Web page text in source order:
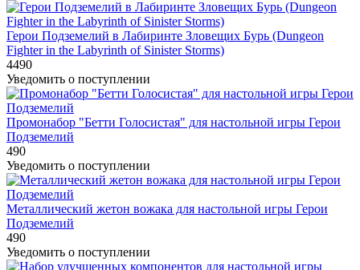
Герои Подземелий в Лабиринте Зловещих Бурь (Dungeon
Fighter in the Labyrinth of Sinister Storms)
4490
Уведомить о поступлении
Промонабор "Бетти Голосистая" для настольной игры Герои
Подземелий
490
Уведомить о поступлении
Металлический жетон вожака для настольной игры Герои
Подземелий
490
Уведомить о поступлении